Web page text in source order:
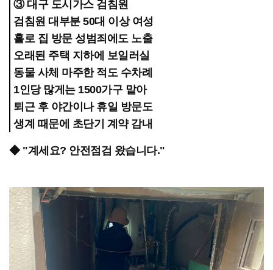
③ 대구 도시가스 검침원
검침원 대부분 50대 이상 여성
홀로 집 방문 성범죄에도 노출
오래된 주택 지하에 보일러실
동물 사체 마주한 적도 수차례
1인당 많게는 1500가구 맡아
퇴근 후 야간이나 휴일 방문도
생계 때문에 초단기 계약 감내
◆ "계세요? 안전점검 왔습니다."